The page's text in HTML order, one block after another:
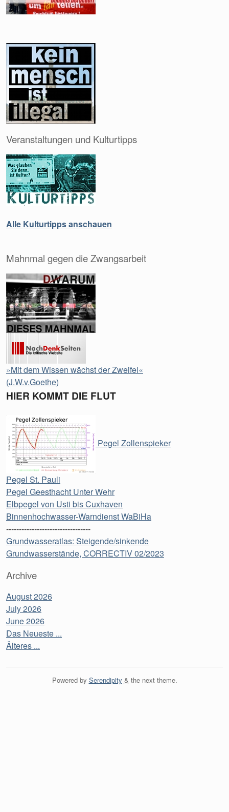
Veranstaltungen und Kulturtipps
Alle Kulturtipps anschauen
Mahnmal gegen die Zwangsarbeit
»Mit dem Wissen wächst der Zweifel«
(J.W.v.Goethe)
HIER KOMMT DIE FLUT
Pegel Zollenspieker
Pegel St. Pauli
Pegel Geesthacht Unter Wehr
Elbpegel von Usti bis Cuxhaven
Binnenhochwasser-Warndienst WaBiHa
---------------------------------
Grundwasseratlas: Steigende/sinkende
Grundwasserstände, CORRECTIV 02/2023
Archive
August 2026
July 2026
June 2026
Das Neueste ...
Älteres ...
Powered by Serendipity & the nexttheme.